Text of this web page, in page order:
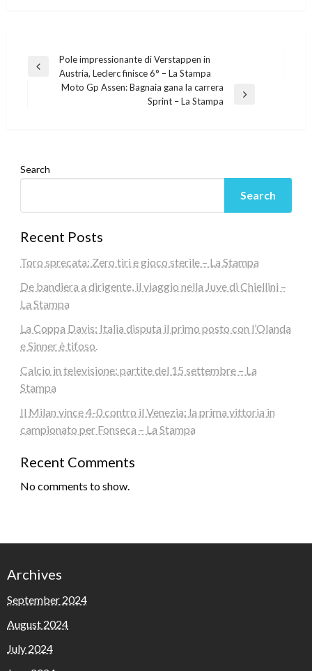
Post
navigation
Previous
Pole impressionante di Verstappen in
Austria, Leclerc finisce 6° – La Stampa
Moto Gp Assen: Bagnaia gana la carrera
Sprint – La Stampa
Search
Search
Recent Posts
Toro sprecata: Zero tiri e gioco sterile – La Stampa
De bandiera a dirigente, il viaggio nella Juve di Chiellini –
La Stampa
La Coppa Davis: Italia disputa il primo posto con l’Olanda
e Sinner è tifoso.
Calcio in televisione: partite del 15 settembre – La
Stampa
Il Milan vince 4-0 contro il Venezia: la prima vittoria in
campionato per Fonseca – La Stampa
Recent Comments
No comments to show.
Archives
September 2024
August 2024
July 2024